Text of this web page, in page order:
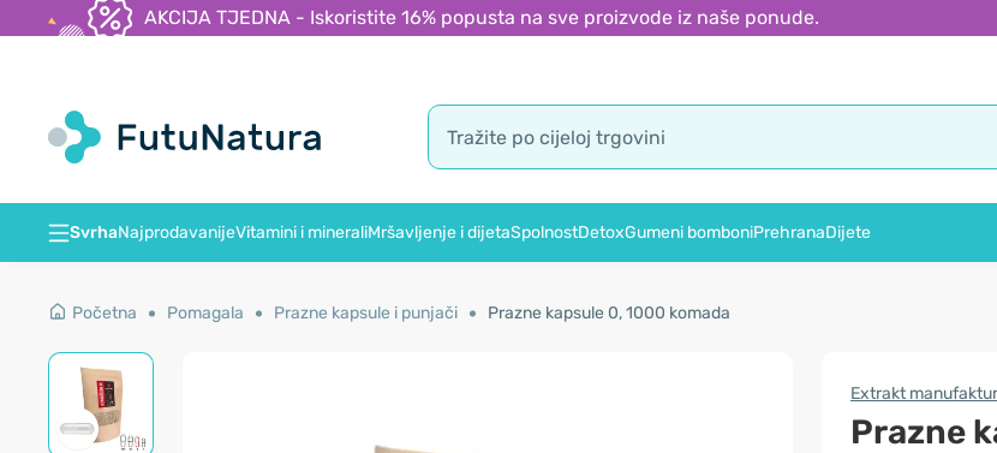
AKCIJA TJEDNA - Iskoristite 16% popusta na sve proizvode iz naše ponude.
SvrhaNajprodavanijeVitamini i mineraliMršavljenje i dijetaSpolnostDetoxGumeni bomboniPrehranaDijete
Početna Pomagala Prazne kapsule i punjači Prazne kapsule 0, 1000 komada
Extrakt manufaktur
Prazne